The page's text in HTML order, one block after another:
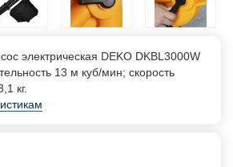
электрическая DEKO DKBL3000W
13 м куб/мин; скорость
кг.